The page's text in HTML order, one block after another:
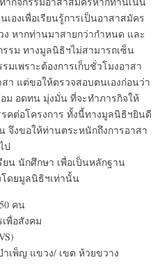
องเพื่อเรียนรู้การเป็นอาสาสมัคร
หากท่านมาสายกว่ากำหนด และ
รม ทางมูลนิธิฯไม่สามารถเซ็น
มเพราะต้องการเก็บชั่วโมงอาสา
า แต่ขอให้ตรวจสอบตนเองก่อนว่า
ม อดทน มุ่งมั่น ที่จะทำภารกิจให้
รคต่อโครงการ ทั้งนี้ทางมูลนิธิฯยินดี
จึงขอให้ท่านตระหนักถึงการอาสา
ป
ยน นักศึกษา เพื่อเป็นหลักฐาน
โดยมูลนิธิฯเท่านั้น
คน
พื่อสังคม
เพ็ญ แขวง/ เขต ห้วยขวาง